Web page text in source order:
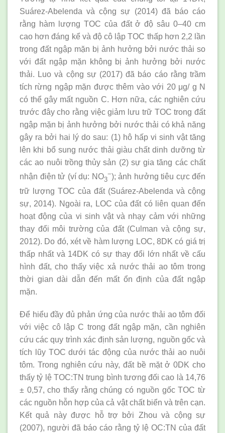
Suárez-Abelenda và cộng sự (2014) đã báo cáo
rằng hàm lượng TOC của đất ở độ sâu 0–40 cm
cao hơn đáng kể và độ cô lập TOC thấp hơn 2,2 lần
trong đất ngập mặn bị ảnh hưởng bởi nước thải so
với đất ngập mặn không bị ảnh hưởng bởi nước
thải. Luo và cộng sự (2017) đã báo cáo rằng trầm
tích rừng ngập mặn được thêm vào với 20 μg/ g N
có thể gây mất nguồn C. Hơn nữa, các nghiên cứu
trước đây cho rằng việc giảm lưu trữ TOC trong đất
ngập mặn bị ảnh hưởng bởi nước thải có khả năng
gây ra bởi hai lý do sau: (1) hô hấp vi sinh vật tăng
lên khi bổ sung nước thải giàu chất dinh dưỡng từ
các ao nuôi trồng thủy sản (2) sự gia tăng các chất
nhận điện tử (ví dụ: NO3
−); ảnh hưởng tiêu cực đến
trữ lượng TOC của đất (Suárez-Abelenda và cộng
sự, 2014). Ngoài ra, LOC của đất có liên quan đến
hoạt động của vi sinh vật và nhạy cảm với những
thay đổi môi trường của đất (Culman và cộng sự,
2012). Do đó, xét về hàm lượng LOC, 8DK có giá trị
thấp nhất và 14DK có sự thay đổi lớn nhất về cấu
hình đất, cho thấy việc xả nước thải ao tôm trong
thời gian dài dẫn đến mất ổn định của đất ngập
mặn.
Để hiểu đầy đủ phản ứng của nước thải ao tôm đối
với việc cô lập C trong đất ngập mặn, cần nghiên
cứu các quy trình xác định sản lượng, nguồn gốc và
tích lũy TOC dưới tác động của nước thải ao nuôi
tôm. Trong nghiên cứu này, đất bề mặt ở 0DK cho
thấy tỷ lệ TOC:TN trung bình tương đối cao là 14,76
± 0,57, cho thấy rằng chúng có nguồn gốc TOC từ
các nguồn hỗn hợp của cả vật chất biển và trên cạn.
Kết quả này được hỗ trợ bởi Zhou và cộng sự
(2007), người đã báo cáo rằng tỷ lệ OC:TN của đất